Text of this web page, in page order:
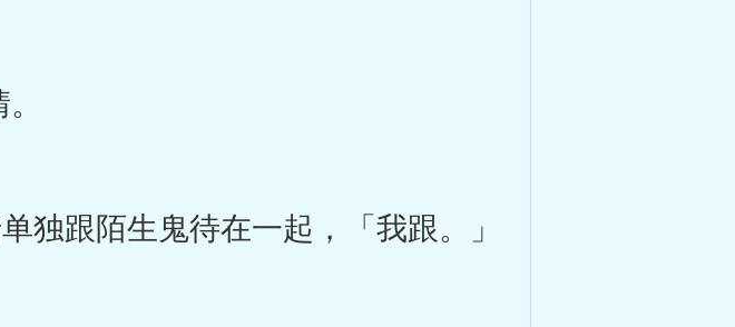
跟陌生鬼待在一起，「我跟。」